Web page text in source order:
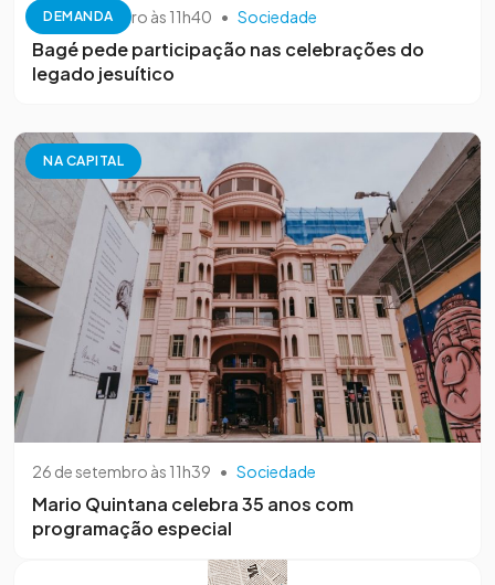
DEMANDA
26 de setembro às 11h40 • Sociedade
Bagé pede participação nas celebrações do
legado jesuítico
NA CAPITAL
26 de setembro às 11h39 • Sociedade
Mario Quintana celebra 35 anos com
programação especial